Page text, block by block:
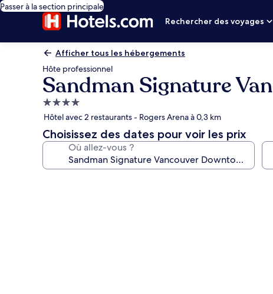
Passer à la section principale
Rechercher des voyages
Afficher tous les hébergements
Hôte professionnel
Sandman Signature
Hébergement
4.0 étoiles
Hôtel avec 2 restaurants - Rogers Arena à 0,3 km
Choisissez des dates pour voir les prix
Où allez-vous ?